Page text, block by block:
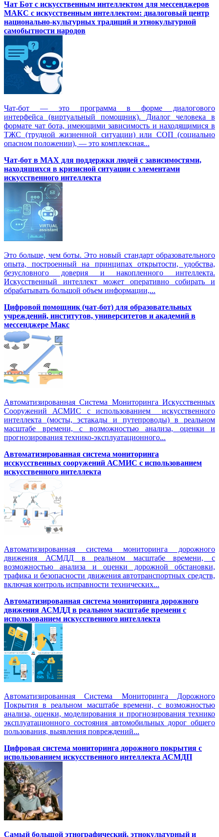
Чат Бот с искусственным интеллектом для мессенджеров
МАКС с искусственным интеллектом: диалоговый центр
национально-культурных традиций и этнокультурной
самобытности народов
Чат-бот — это программа в форме диалогового
интерфейса (виртуальный помощник). Диалог человека в
формате чат бота, имеющими зависимость и находящимися в
ТЖС (трудной жизненной ситуации) или СОП (социально
опасном положении), — это комплексная...
Чат-бот в MAX для поддержки людей с зависимостями,
находящихся в кризисной ситуации с элементами
искусственного интеллекта
Это больше, чем боты. Это новый стандарт образовательного
опыта, построенный на принципах открытости, удобства,
безусловного доверия и накопленного интеллекта.
Искусственный интеллект может оперативно собирать и
обрабатывать большой объем информации,...
Цифровой помощник (чат-бот) для образовательных
учреждений, институтов, университетов и академий в
мессенджере Макс
Автоматизированная Система Мониторинга Искусственных
Сооружений АСМИС с использованием искусственного
интеллекта (мосты, эстакады и путепроводы) в реальном
масштабе времени, с возможностью анализа, оценки и
прогнозирования технико-эксплуатационного...
Автоматизированная система мониторинга
исскусственных сооружений АСМИС с использованием
искусственного интеллекта
Автоматизированная система мониторинга дорожного
движения АСМДД в реальном масштабе времени, с
возможностью анализа и оценки дорожной обстановки,
трафика и безопасности движения автотранспортных средств,
включая контроль исправности технических...
Автоматизированная cистема мониторинга дорожного
движения АСМДД в реальном масштабе времени с
использованием искусственного интеллекта
Автоматизированная Система Мониторинга Дорожного
Покрытия в реальном масштабе времени, с возможностью
анализа, оценки, моделирования и прогнозирования технико
эксплуатационного состояния автомобильных дорог общего
пользования, выявления повреждений...
Цифровая система мониторинга дорожного покрытия с
использованием искусственного интеллекта АСМДП
Самый большой этнографический, этнокультурный и